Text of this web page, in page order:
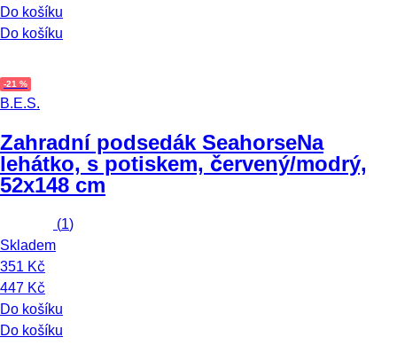
Do košíku
Do košíku
-21 %
B.E.S.
Zahradní podsedák SeahorseNa
lehátko, s potiskem, červený/modrý,
52x148 cm
(1)
Skladem
351 Kč
447 Kč
Do košíku
Do košíku